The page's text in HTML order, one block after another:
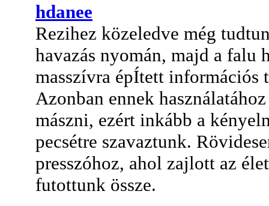
hdanee
Rezihez közeledve még
havazás nyomán, majd a falu
masszívra épÍtett
Azonban ennek
mászni, ezért inkább a
pecsétre szavaztunk.
presszóhoz, ahol zajlott az
futottunk össze.